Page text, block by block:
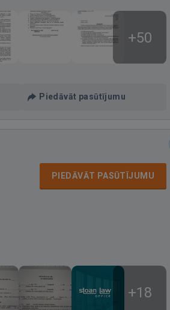
+50
Piedāvāt pasūtījumu
PIEDĀVĀT PASŪTĪJUMU
+18